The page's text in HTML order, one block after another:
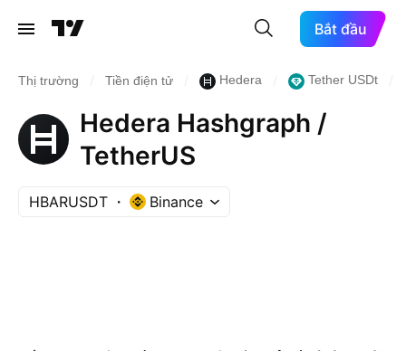
Bắt đầu
Thị trường Tiền điện tử Hedera Tether USDt
Hedera Hashgraph /
TetherUS
HBARUSDT Binance